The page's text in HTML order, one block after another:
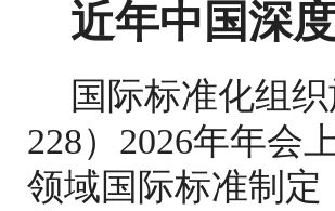
近年中国深
国际标准化组
228）2026年年会
领域国际标准制定